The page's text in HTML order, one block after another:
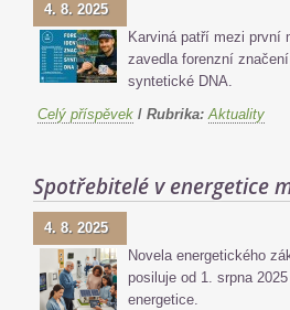
4. 8. 2025
Karviná patří mezi první
zavedla forenzní
syntetické DNA.
Celý příspěvek / Rubrika: Aktuality
Spotřebitelé v energetice
4. 8. 2025
Novela energetického
posiluje od 1. srpna
energetice.